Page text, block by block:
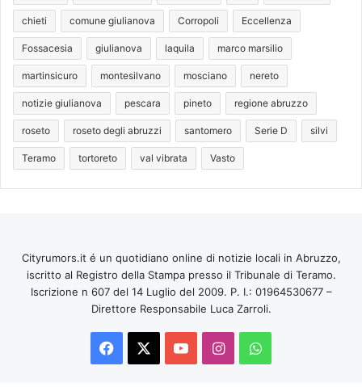
chieti comune giulianova Corropoli Eccellenza
Fossacesia giulianova laquila marco marsilio
martinsicuro montesilvano mosciano nereto
notizie giulianova pescara pineto regione abruzzo
roseto roseto degli abruzzi santomero Serie D silvi
Teramo tortoreto val vibrata Vasto
Cityrumors.it é un quotidiano online di notizie locali in Abruzzo,
iscritto al Registro della Stampa presso il Tribunale di Teramo.
Iscrizione n 607 del 14 Luglio del 2009. P. I.: 01964530677 –
Direttore Responsabile Luca Zarroli.
Facebook
You InstagramWhatsApp